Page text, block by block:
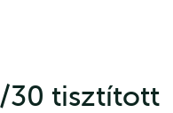
30 tisztított